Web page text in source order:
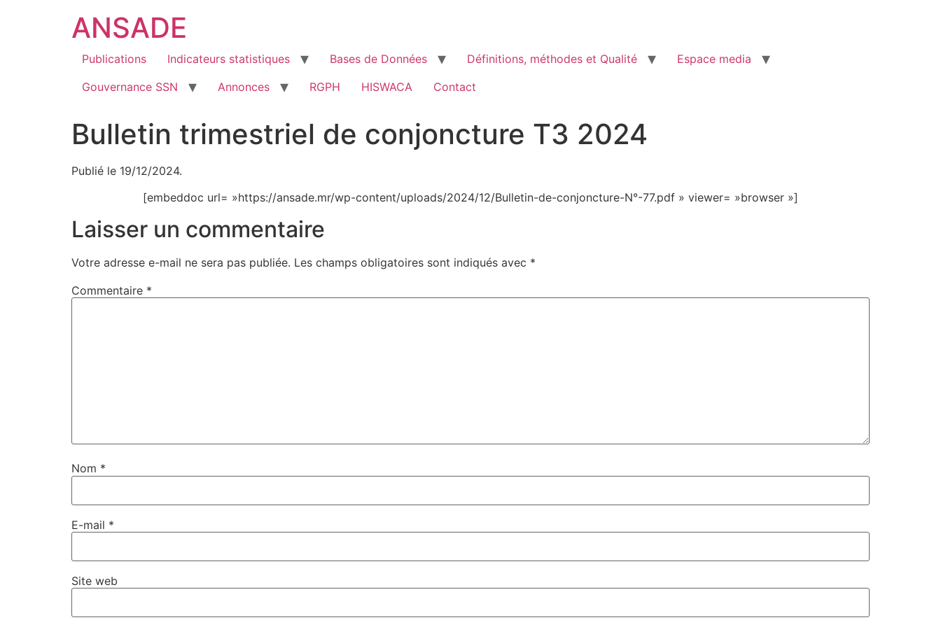
ANSADE
Publications Indicateurs statistiques Bases de Données Définitions, méthodes et Qualité
Espace media
Gouvernance SSN
Annonces RGPH HISWACA Contact
Bulletin trimestriel de conjoncture T3 2024
Publié le 19/12/2024.
[embeddoc url= »https://ansade.mr/wp-content/uploads/2024/12/Bulletin-de-conjoncture-N°-77.pdf » viewer= »browser »]
Laisser un commentaire
Votre adresse e-mail ne sera pas publiée. Les champs obligatoires sont indiqués avec *
Commentaire *
Nom *
E-mail *
Site web